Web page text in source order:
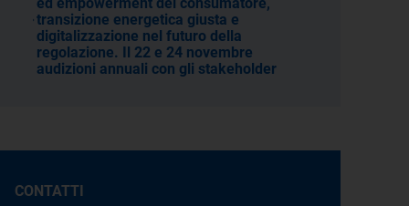
transizione energetica giusta e
digitalizzazione nel futuro della
regolazione. Il 22 e 24 novembre
audizioni annuali con gli stakeholder
CONTATTI